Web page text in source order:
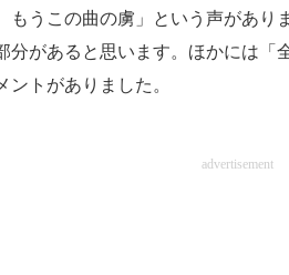
もうこの曲の虜」という声があり
分があると思います。ほかには「
トがありました。
advertisement